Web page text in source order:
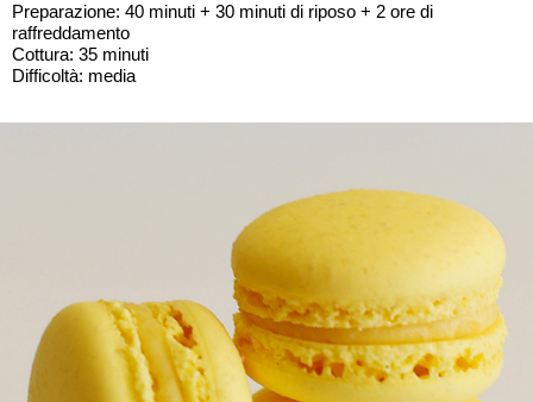
Preparazione: 40 minuti + 30 minuti di riposo + 2 ore di
raffreddamento
Cottura: 35 minuti
Difficoltà: media